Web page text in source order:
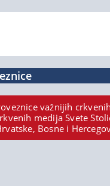
važnijih
medija Svete
Bosne i